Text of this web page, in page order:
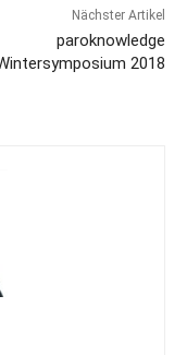
Nächster Artikel
paroknowledge
2018